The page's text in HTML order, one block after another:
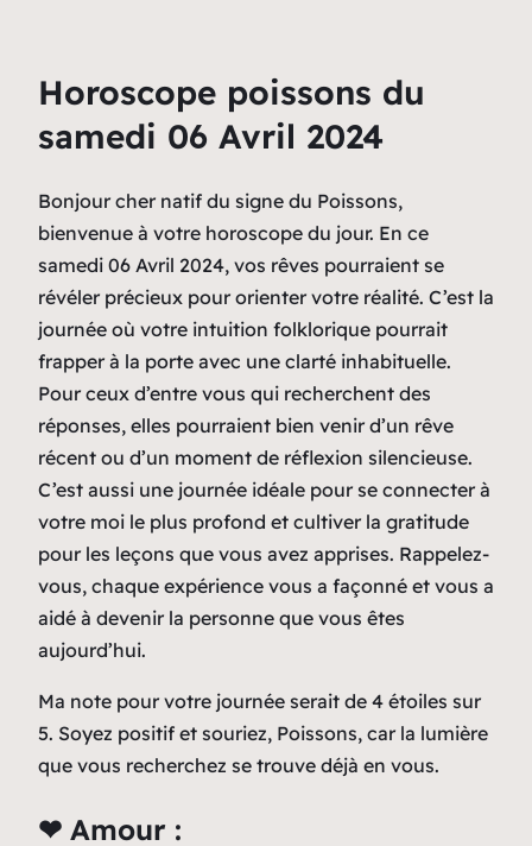
Horoscope poissons du
samedi 06 Avril 2024
Bonjour cher natif du signe du Poissons,
bienvenue à votre horoscope du jour. En ce
samedi 06 Avril 2024, vos rêves pourraient se
révéler précieux pour orienter votre réalité. C’est la
journée où votre intuition folklorique pourrait
frapper à la porte avec une clarté inhabituelle.
Pour ceux d’entre vous qui recherchent des
réponses, elles pourraient bien venir d’un rêve
récent ou d’un moment de réflexion silencieuse.
C’est aussi une journée idéale pour se connecter à
votre moi le plus profond et cultiver la gratitude
pour les leçons que vous avez apprises. Rappelez-
vous, chaque expérience vous a façonné et vous a
aidé à devenir la personne que vous êtes
aujourd’hui.
Ma note pour votre journée serait de 4 étoiles sur
5. Soyez positif et souriez, Poissons, car la lumière
que vous recherchez se trouve déjà en vous.
❤ Amour :